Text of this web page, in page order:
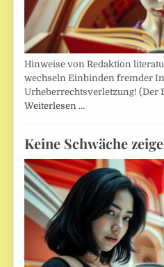
Hinweise von Redaktion
wechseln Einbinden fremder
Urheberrechtsverletzung! (Der
Weiterlesen …
Keine Schwäche